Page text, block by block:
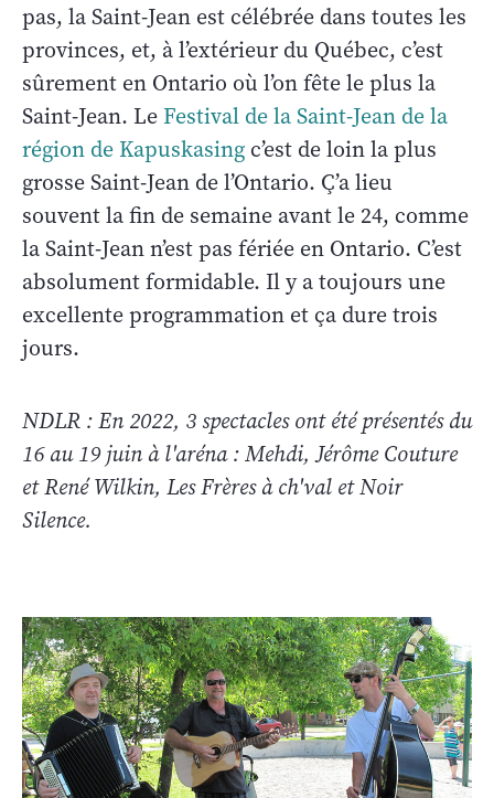
pas, la Saint-Jean est célébrée dans toutes les
provinces, et, à l’extérieur du Québec, c’est
sûrement en Ontario où l’on fête le plus la
Saint-Jean. Le Festival de la Saint-Jean de la
région de Kapuskasing c’est de loin la plus
grosse Saint-Jean de l’Ontario. Ç’a lieu
souvent la fin de semaine avant le 24, comme
la Saint-Jean n’est pas fériée en Ontario. C’est
absolument formidable. Il y a toujours une
excellente programmation et ça dure trois
jours.
NDLR : En 2022, 3 spectacles ont été présentés du
16 au 19 juin à l'aréna : Mehdi, Jérôme Couture
et René Wilkin, Les Frères à ch'val et Noir
Silence.